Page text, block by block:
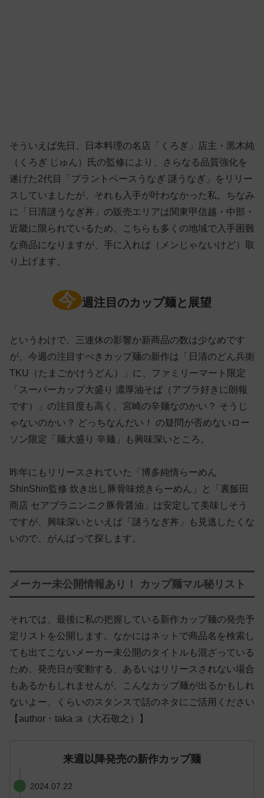
そういえば先日、日本料理の名店「くろぎ」店主・黒木純
（くろぎ じゅん）氏の監修により、さらなる品質強化を
遂げた2代目「プラントベースうなぎ 謎うなぎ」をリリー
スしていましたが、それも入手が叶わなかった私。ちなみ
に「日清謎うなぎ丼」の販売エリアは関東甲信越・中部・
近畿に限られているため、こちらも多くの地域で入手困難
な商品になりますが、手に入れば（メンじゃないけど）取
り上げます。
今 週注目のカップ麺と展望
というわけで、三連休の影響か新商品の数は少なめです
が、今週の注目すべきカップ麺の新作は「日清のどん兵衛
TKU（たまごかけうどん）」に、ファミリーマート限定
「スーパーカップ大盛り 濃厚油そば（アブラ好きに朗報
です）」の注目度も高く、宮崎の辛麺なのかい？ そうじ
ゃないのかい？ どっちなんだい！ の疑問が否めないロー
ソン限定「麺大盛り 辛麺」も興味深いところ。
昨年にもリリースされていた「博多純情らーめん
ShinShin監修 炊き出し豚骨味焼きらーめん」と「裏飯田
商店 セアブラニンニク豚骨醤油」は安定して美味しそう
ですが、興味深いといえば「謎うなぎ丼」も見逃したくな
いので、がんばって探します。
メーカー未公開情報あり！ カップ麺マル秘リスト
それでは、最後に私の把握している新作カップ麺の発売予
定リストを公開します。なかにはネットで商品名を検索し
ても出てこないメーカー未公開のタイトルも混ざっている
ため、発売日が変動する、あるいはリリースされない場合
もあるかもしれませんが、こんなカップ麺が出るかもしれ
ないよー、くらいのスタンスで話のネタにご活用ください
【author・taka :a（大石敬之）】
来週以降発売の新作カップ麺
2024.07.22